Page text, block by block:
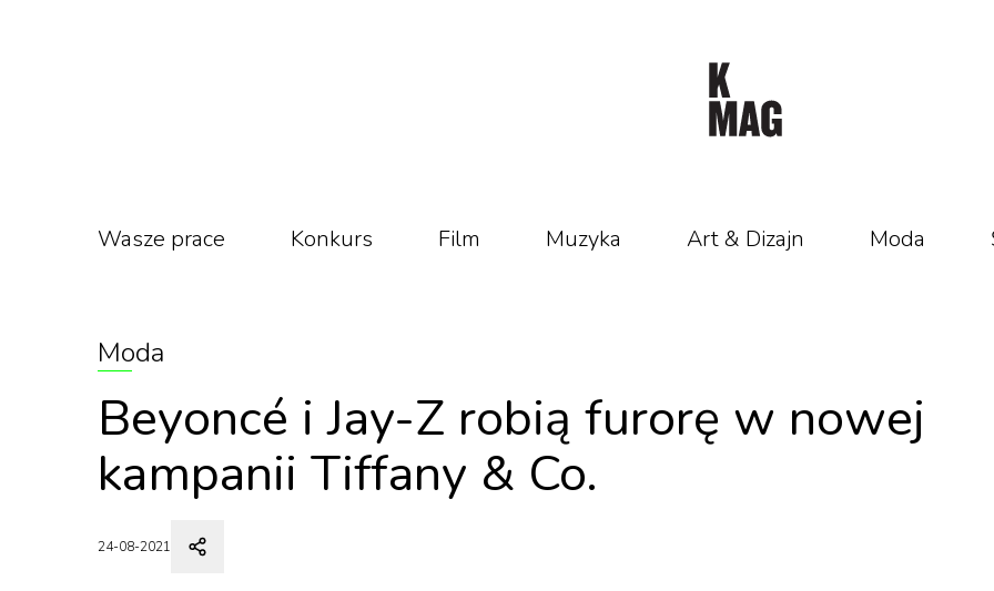
Wasze prace Konkurs Film Muzyka Art & Dizajn Moda
Moda
Beyoncé i Jay-Z robią furorę w nowej
kampanii Tiffany & Co.
24-08-2021